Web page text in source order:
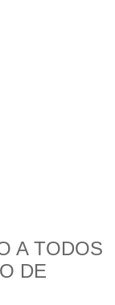
A TODOS
DE